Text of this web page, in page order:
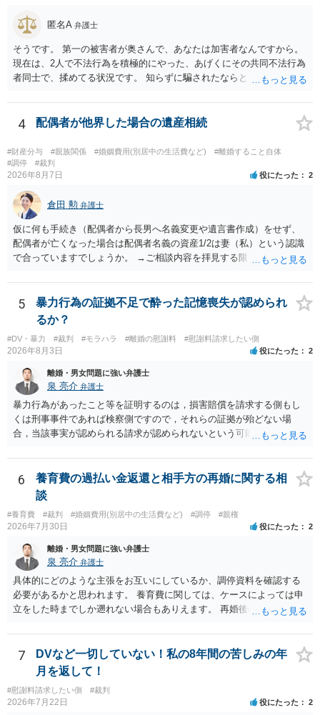
れるため、 120万円のみについて交渉を続けることがベターかと存じ
ます。
匿名A 弁護士
そうです。 第一の被害者が奥さんで、あなたは加害者なんですから。
現在は、2人で不法行為を積極的にやった、あげくにその共同不法行為
者同士で、揉めてる状況です。 知らずに騙されたならともか
というだけですから。
4 配偶者が他界した場合の遺産相続
#財産分与 #親族関係 #婚姻費用(別居中の生活費など)
#離婚すること自体
#調停
#裁判
2026年8月7日 役にたった 2
倉田 勲 弁護士
仮に何も手続き（配偶者から長男へ名義変更や遺言書作成）をせず、
配偶者が亡くなった場合は配偶者名義の資産1/2は妻（私）という認識
で合っていますでしょうか。 →ご相談内容を拝見する限りでは、その
完全に所有する場合は、他の相続人に対して自宅の評価額の１/２の代
償金の支払いが必要になります。
5
暴力行為の証拠不足で酔った記憶喪失が認められ
るか？
#DV・暴力 #裁判 #モラハラ #離婚の慰謝料 #慰謝料請求したい側
2026年8月3日 役にたった 2
離婚・男女問題に強い弁護士
泉 亮介 弁護士
暴力行為があったこと等を証明するのは，損害賠償を請求する側もし
くは刑事事件であれば検察側ですので，それらの証拠が殆どない場
合，当該事実が認められる請求が認められないという可能性はあるで
6
養育費の過払い金返還と相手方の再婚に関する相
談
#養育費 #裁判 #婚姻費用(別居中の生活費など) #調停 #親権
2026年7月30日 役にたった 2
離婚・男女問題に強い弁護士
泉 亮介 弁護士
具体的にどのような主張をお互いにしているか、調停資料を確認する
必要があるかと思われます。 養育費に関しては、ケースによっては申
立をした時までしか遡れない場合もありえます。 再婚後の相手方の行
養育費に関するやりとり等があればそちらについても確認する必要が
あるでしょう。 公開相談の場での回答よりも個別に弁護士にご相談さ
れることをお勧めいたします。
7
DVなど一切していない！私の8年間の苦しみの年
月を返して！
#慰謝料請求したい側 #裁判
2026年7月22日 役にたった 2